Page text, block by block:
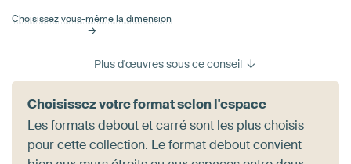
Choisissez vous-même la dimension
Plus d'œuvres sous ce conseil
Choisissez votre format selon l'espace
Les formats debout et carré sont les plus choisis
pour cette collection. Le format debout convient